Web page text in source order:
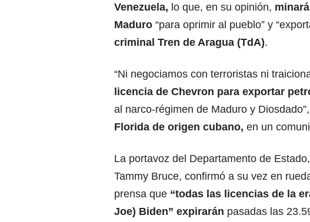
Venezuela, lo que, en su opinión,
Maduro “para oprimir al pueblo” y
criminal Tren de Aragua (TdA).
“Ni negociamos con terroristas ni
licencia de Chevron para exportar
al narco-régimen de Maduro y
Florida de origen cubano, en un
La portavoz del Departamento de Estado,
Tammy Bruce, confirmó a su vez en
prensa que “todas las licencias de la
Joe) Biden” expirarán pasadas las